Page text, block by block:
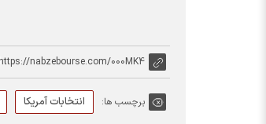
https://nabzebourse.com/000MK4
برچسب ها: انتخابات آمریکا